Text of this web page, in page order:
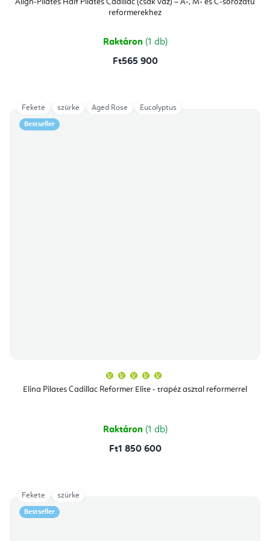
Align-Pilates Half Pilates Cadillac (csak váz) – A-, M- és C-sorozatú
reformerekhez
Raktáron (1 db)
Ft565 900
Bestseller
Elina Pilates Cadillac Reformer Elite - trapéz asztal reformerrel
átlagos
értékelése
csillag.
Raktáron (1 db)
Ft1 850 600
Fekete szürke Aged Rose Eucalyptus
Bestseller
Fekete szürke